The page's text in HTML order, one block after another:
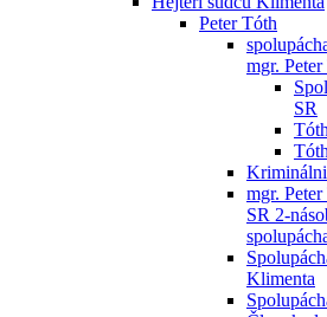
Peter Tóth
mgr.
SR
mgr.
SR 2-
Klimenta